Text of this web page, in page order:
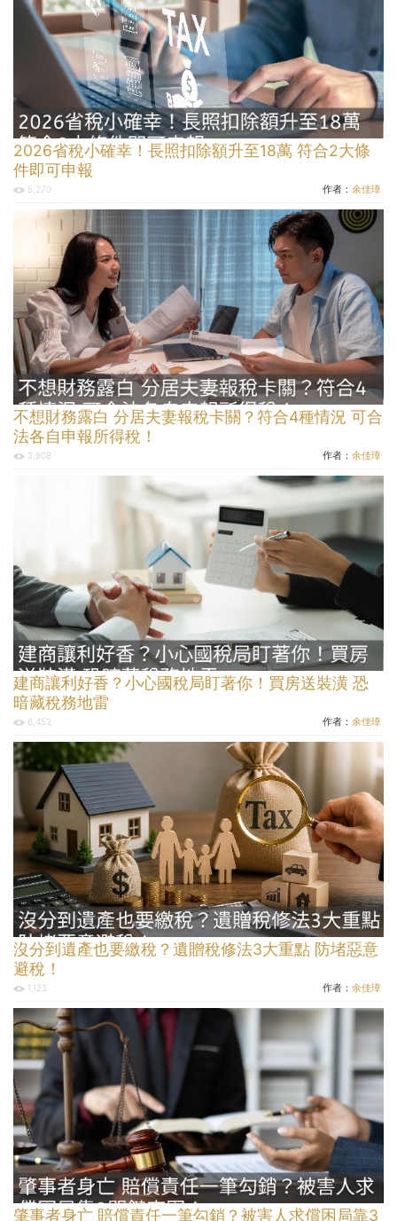
2026省稅小確幸！長照扣除額升至18萬 符合2大條
件即可申報
5,270 作者： 余佳璋
不想財務露白 分居夫妻報稅卡關？符合4種情況 可合
法各自申報所得稅！
3,908 作者： 余佳璋
建商讓利好香？小心國稅局盯著你！買房送裝潢 恐
暗藏稅務地雷
6,452 作者： 余佳璋
沒分到遺產也要繳稅？遺贈稅修法3大重點 防堵惡意
避稅！
1,123 作者： 余佳璋
肇事者身亡 賠償責任一筆勾銷？被害人求償困局靠3